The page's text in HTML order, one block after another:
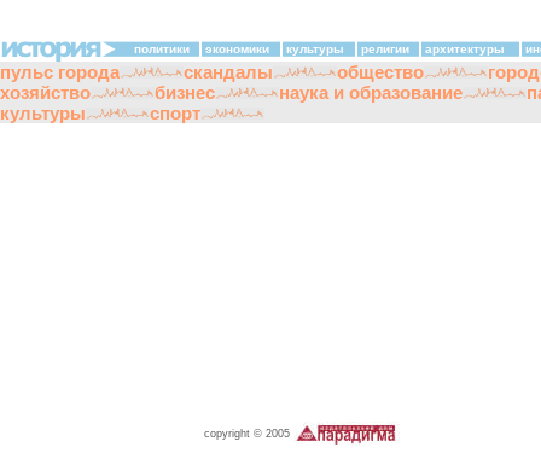
политики экономики культуры религии архитектуры
пульс города скандалы общество
хозяйство
бизнес наука и образование
культуры
спорт
copyright © 2005